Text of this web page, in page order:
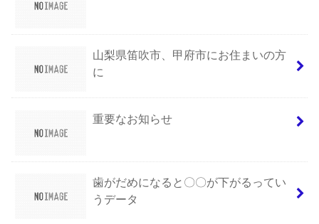
山梨県笛吹市、甲府市にお住まいの方
に
重要なお知らせ
歯がだめになると〇〇が下がるってい
うデータ